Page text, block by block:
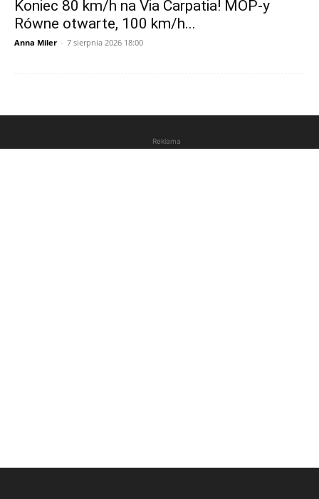
Koniec 80 km/h na Via Carpatia! MOP-y
Równe otwarte, 100 km/h...
Anna Miler - 7 sierpnia 2026 18:00
Reklama